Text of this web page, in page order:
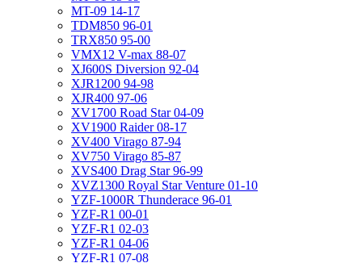
MT-09 14-17
TDM850 96-01
TRX850 95-00
VMX12 V-max 88-07
XJ600S Diversion 92-04
XJR1200 94-98
XJR400 97-06
XV1700 Road Star 04-09
XV1900 Raider 08-17
XV400 Virago 87-94
XV750 Virago 85-87
XVS400 Drag Star 96-99
XVZ1300 Royal Star Venture 01-10
YZF-1000R Thunderace 96-01
YZF-R1 00-01
YZF-R1 02-03
YZF-R1 04-06
YZF-R1 07-08